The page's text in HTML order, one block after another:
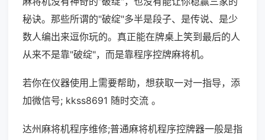
秘诀。那些所谓的"破绽"多半是段子、是传说、是少
数人编出来逗你玩的。真正能在牌桌上笑到最后的人
从来不是靠"破绽"，而是靠程序控牌麻将机。
若你在仪器使用上需要帮助，想获取一对一指导，添
加微信号; kkss8691 随时交流 。
达州麻将机程序维修;普通麻将机程序控牌器一般是指